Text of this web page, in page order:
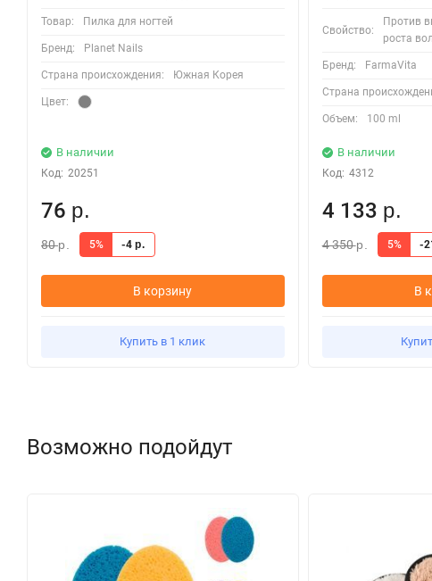
Товар: Пилка для ногтей
Бренд: Planet Nails
Страна происхождения: Южная Корея
Цвет:
В наличии
Код: 20251
76 р.
80р. 5% -4 р.
В корзину
Купить в 1 клик
Свойство:
Против
роста
Бренд: FarmaVita
Страна
Объем: 100 ml
В наличии
Код: 4312
4 133 р.
4 350р. 5% -
В
Возможно подойдут